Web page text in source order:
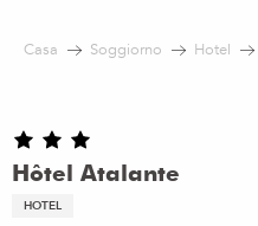
Casa Soggiorno Hotel
Hôtel Atalante
HOTEL